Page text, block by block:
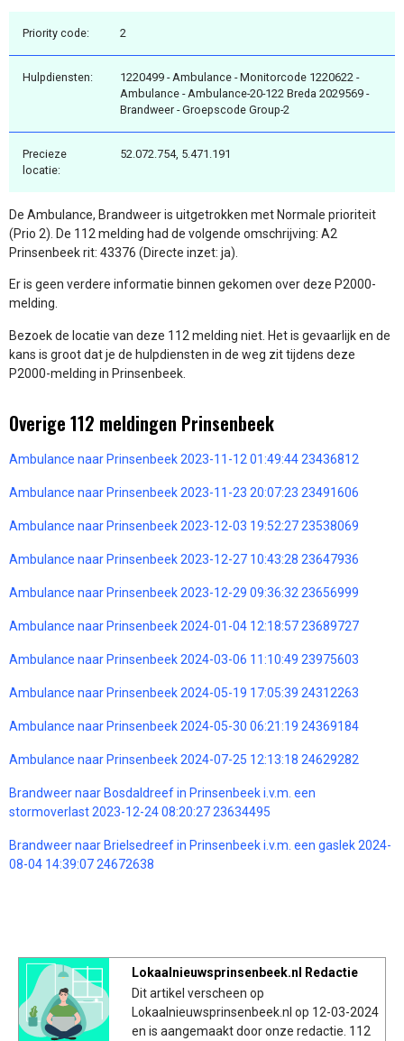
Priority code: 2
Hulpdiensten:
1220499 - Ambulance - Monitorcode 1220622 -
Ambulance - Ambulance-20-122 Breda 2029569 -
Brandweer - Groepscode Group-2
Precieze
locatie:
52.072.754, 5.471.191
De Ambulance, Brandweer is uitgetrokken met Normale prioriteit
(Prio 2). De 112 melding had de volgende omschrijving: A2
Prinsenbeek rit: 43376 (Directe inzet: ja).
Er is geen verdere informatie binnen gekomen over deze P2000-
melding.
Bezoek de locatie van deze 112 melding niet. Het is gevaarlijk en de
kans is groot dat je de hulpdiensten in de weg zit tijdens deze
P2000-melding in Prinsenbeek.
Overige 112 meldingen Prinsenbeek
Ambulance naar Prinsenbeek 2023-11-12 01:49:44 23436812
Ambulance naar Prinsenbeek 2023-11-23 20:07:23 23491606
Ambulance naar Prinsenbeek 2023-12-03 19:52:27 23538069
Ambulance naar Prinsenbeek 2023-12-27 10:43:28 23647936
Ambulance naar Prinsenbeek 2023-12-29 09:36:32 23656999
Ambulance naar Prinsenbeek 2024-01-04 12:18:57 23689727
Ambulance naar Prinsenbeek 2024-03-06 11:10:49 23975603
Ambulance naar Prinsenbeek 2024-05-19 17:05:39 24312263
Ambulance naar Prinsenbeek 2024-05-30 06:21:19 24369184
Ambulance naar Prinsenbeek 2024-07-25 12:13:18 24629282
Brandweer naar Bosdaldreef in Prinsenbeek i.v.m. een
stormoverlast 2023-12-24 08:20:27 23634495
Brandweer naar Brielsedreef in Prinsenbeek i.v.m. een gaslek 2024-
08-04 14:39:07 24672638
Lokaalnieuwsprinsenbeek.nl Redactie
Dit artikel verscheen op
Lokaalnieuwsprinsenbeek.nl op 12-03-2024
en is aangemaakt door onze redactie. 112